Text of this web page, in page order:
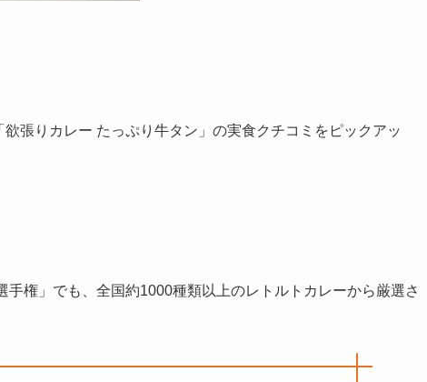
張りカレー たっぷり牛タン」の実食クチコミをピックアッ
権」でも、全国約1000種類以上のレトルトカレーから厳選さ